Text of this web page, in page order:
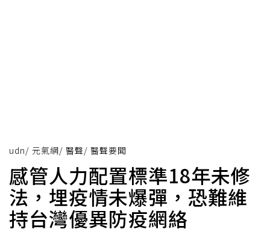
udn/ 元氣網/ 醫聲/ 醫聲要聞
感管人力配置標準18年未修
法，埋疫情未爆彈，恐難維
持台灣優異防疫網絡